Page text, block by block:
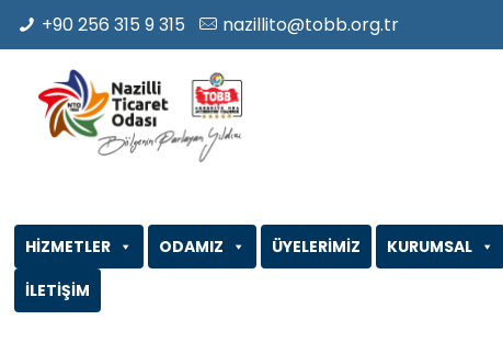
+90 256 315 9 315 nazillito@tobb.org.tr
ODAMIZ
HİZMETLER ÜYELERİMİZ KURUMSAL
İLETİŞİM